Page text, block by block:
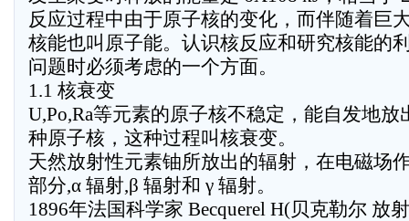
反应过程中由于原子核的变化，而伴随着巨
核能也叫原子能。认识核反应和研究核能的
问题时必须考虑的一个方面。
1.1 核衰变
U,Po,Ra等元素的原子核不稳定，能自发地
种原子核，这种过程叫核衰变。
天然放射性元素铀所放出的辐射，在电磁场
部分,α 辐射,β 辐射和 γ 辐射。
1896年法国科学家 Becquerel H(贝克勒尔 放